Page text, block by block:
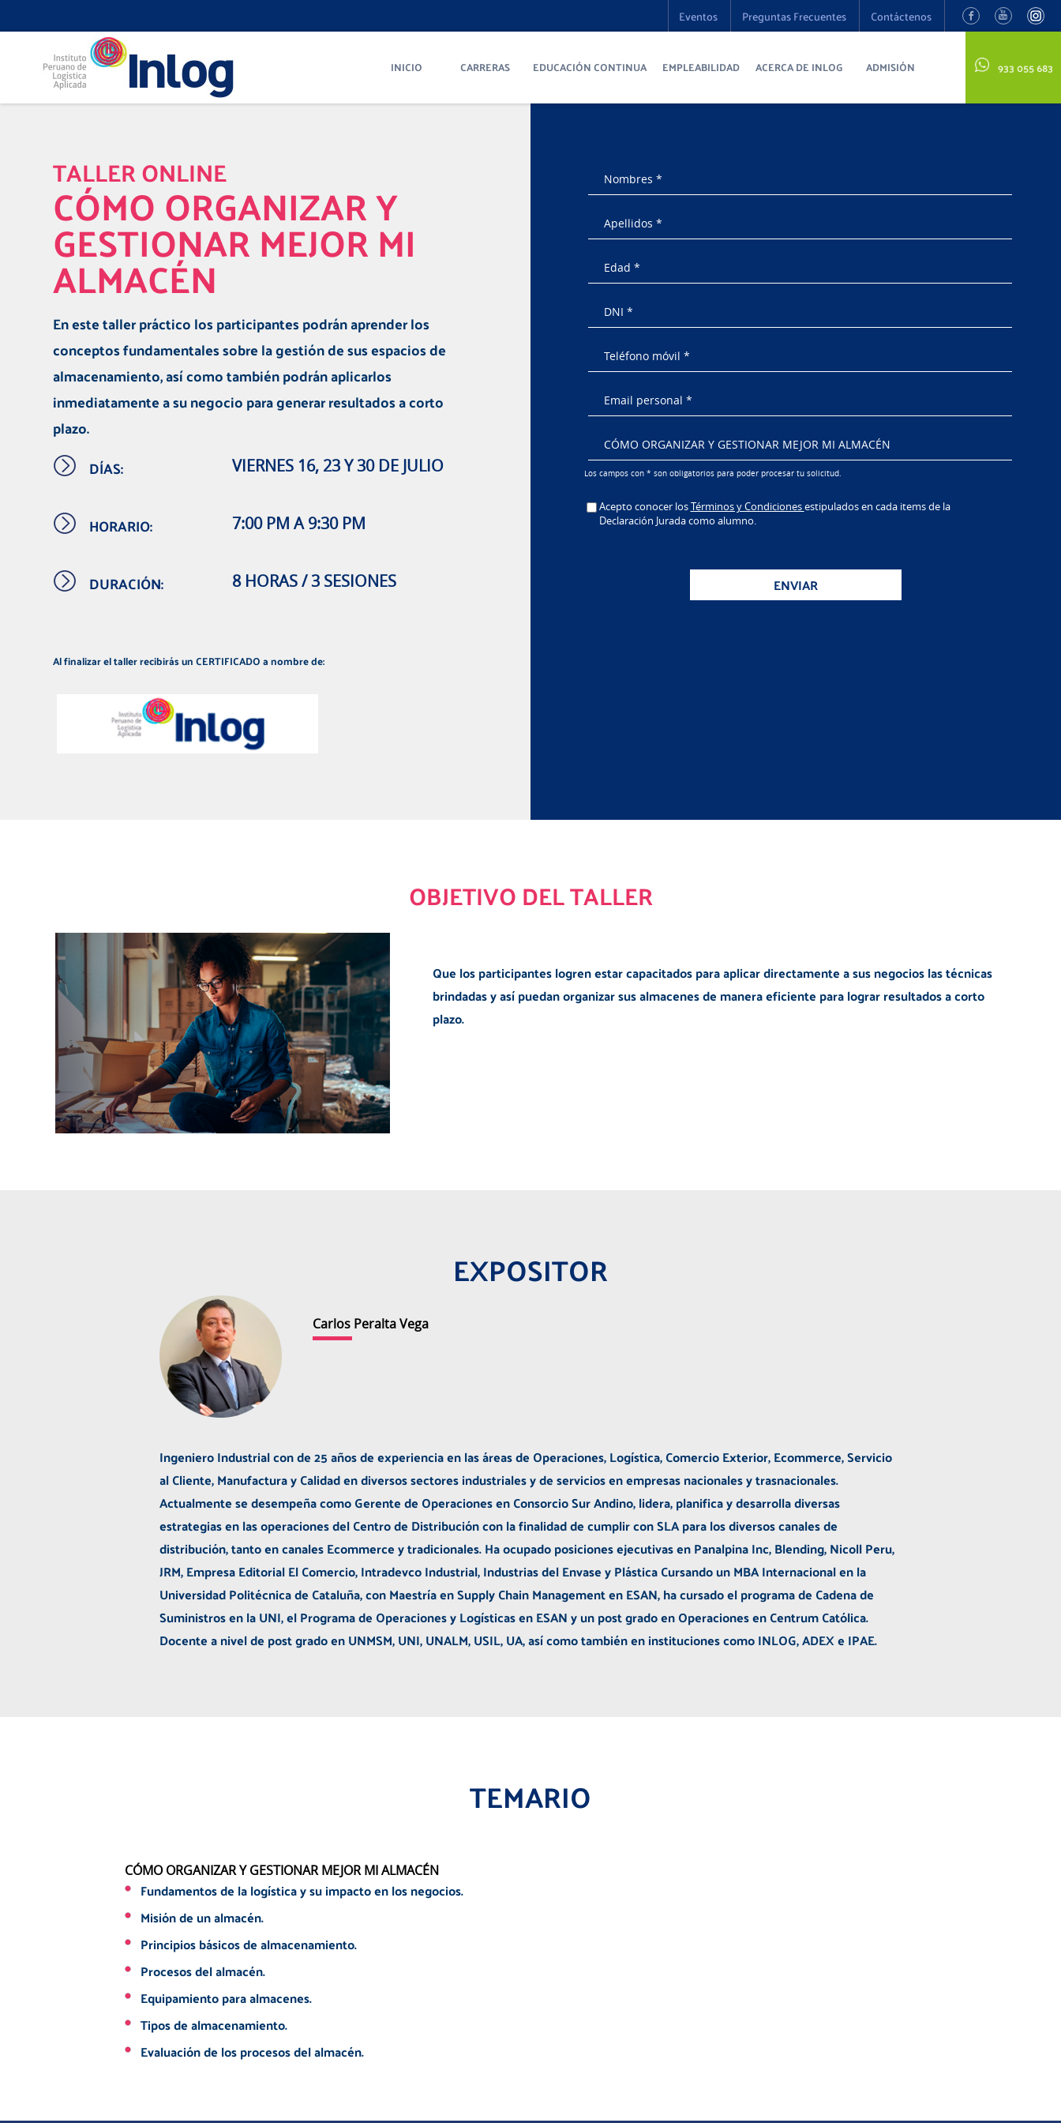
Eventos Preguntas Frecuentes Contáctenos
INICIO CARRERAS EDUCACIÓN CONTINUA EMPLEABILIDAD ACERCA DE INLOG ADMISIÓN 933 055 683
TALLER ONLINE
CÓMO ORGANIZAR Y
GESTIONAR MEJOR MI
ALMACÉN
En este taller práctico los participantes podrán aprender los
conceptos fundamentales sobre la gestión de sus espacios de
almacenamiento, así como también podrán aplicarlos
inmediatamente a su negocio para generar resultados a corto
plazo.
DÍAS:
VIERNES 16, 23 Y 30 DE JULIO
HORARIO: 7:00 PM A 9:30 PM
DURACIÓN: 8 HORAS / 3 SESIONES
Al finalizar el taller recibirás un CERTIFICADO a nombre de:
Los campos con * son obligatorios para poder procesar tu solicitud.
Acepto conocer losTérminos y Condicionesestipulados en cada items de la
Declaración Jurada como alumno.
ENVIAR
OBJETIVO DEL TALLER
Que los participantes logren estar capacitados para aplicar directamente a sus negocios las técnicas
brindadas y así puedan organizar sus almacenes de manera eficiente para lograr resultados a corto
plazo.
EXPOSITOR
Carlos Peralta Vega
Ingeniero Industrial con de 25 años de experiencia en las áreas de Operaciones, Logística, Comercio Exterior, Ecommerce, Servicio
al Cliente, Manufactura y Calidad en diversos sectores industriales y de servicios en empresas nacionales y trasnacionales.
Actualmente se desempeña como Gerente de Operaciones en Consorcio Sur Andino, lidera, planifica y desarrolla diversas
estrategias en las operaciones del Centro de Distribución con la finalidad de cumplir con SLA para los diversos canales de
distribución, tanto en canales Ecommerce y tradicionales. Ha ocupado posiciones ejecutivas en Panalpina Inc, Blending, Nicoll Peru,
JRM, Empresa Editorial El Comercio, Intradevco Industrial, Industrias del Envase y Plástica Cursando un MBA Internacional en la
Universidad Politécnica de Cataluña, con Maestría en Supply Chain Management en ESAN, ha cursado el programa de Cadena de
Suministros en la UNI, el Programa de Operaciones y Logísticas en ESAN y un post grado en Operaciones en Centrum Católica.
Docente a nivel de post grado en UNMSM, UNI, UNALM, USIL, UA, así como también en instituciones como INLOG, ADEX e IPAE.
TEMARIO
CÓMO ORGANIZAR Y GESTIONAR MEJOR MI ALMACÉN
Fundamentos de la logística y su impacto en los negocios.
Misión de un almacén.
Principios básicos de almacenamiento.
Procesos del almacén.
Equipamiento para almacenes.
Tipos de almacenamiento.
Evaluación de los procesos del almacén.